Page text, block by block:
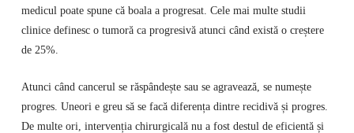
medicul poate spune că boala a progresat. Cele mai multe studii
clinice definesc o tumoră ca progresivă atunci când există o creștere
de 25%.
Atunci când cancerul se răspândește sau se agravează, se numește
progres. Uneori e greu să se facă diferența dintre recidivă și progres.
De multe ori, intervenția chirurgicală nu a fost destul de eficientă și